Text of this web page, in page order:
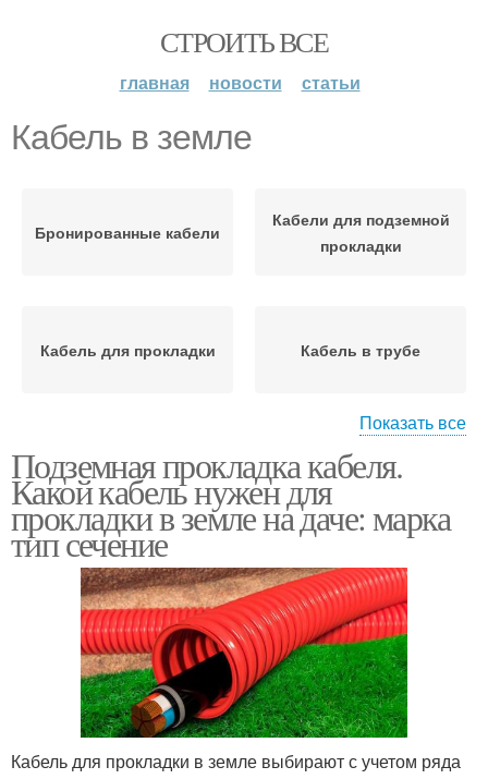
СТРОИТЬ ВСЕ
главная новости статьи
Кабель в земле
Бронированные кабели
Кабели для подземной
прокладки
Кабель для прокладки Кабель в трубе
Электрический кабель Бронированный кабель
Медный кабель
механических
повреждений
Кабель на опоре Кабель к опоре
Показать все
Подземная прокладка кабеля.
Какой кабель нужен для
прокладки в земле на даче: марка
тип сечение
Кабель для прокладки в земле выбирают с учетом ряда